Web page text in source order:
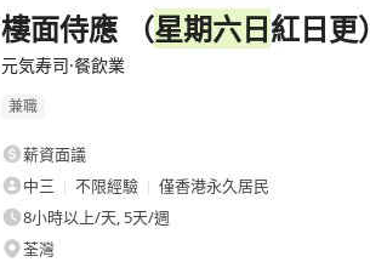
樓面侍應 （星期六日紅日更）
元気寿司·餐飲業
兼職
薪資面議
中三
不限經驗
僅香港永久居民
8小時以上/天, 5天/週
荃灣